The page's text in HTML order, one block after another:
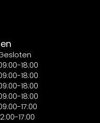
18:00
18:00
18:00
18:00
17:00
17:00